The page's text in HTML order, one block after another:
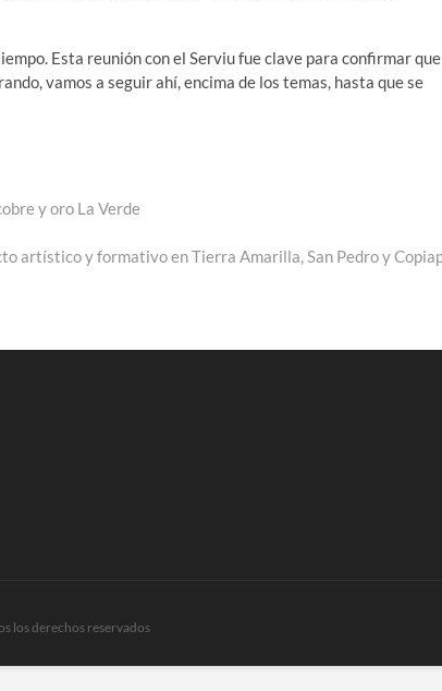
Esta reunión con el Serviu fue clave para confirmar que
vamos a seguir ahí, encima de los temas, hasta que se
y oro La Verde
artístico y formativo en Tierra Amarilla, San Pedro y
los derechos reservados